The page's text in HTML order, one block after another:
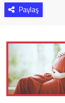
Paylaş